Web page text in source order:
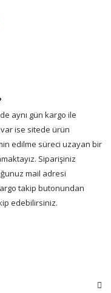
aynı gün kargo ile
ise sitede ürün
edilme süreci uzayan bir
Siparişiniz
mail adresi
takip butonundan
edebilirsiniz.